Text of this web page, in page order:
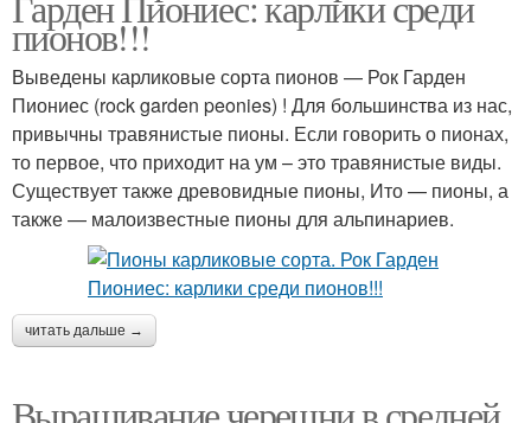
пионов!!!
Выведены карликовые сорта пионов — Рок Гарден
Пиониес (rock garden peonies) ! Для большинства из нас,
привычны травянистые пионы. Если говорить о пионах,
то первое, что приходит на ум – это травянистые виды.
Существует также древовидные пионы, Ито — пионы, а
также — малоизвестные пионы для альпинариев.
читать дальше →